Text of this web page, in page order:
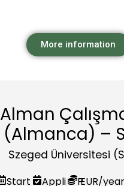
More information
Alman
(Almanca) –
Szeged Üniversitesi
Start Appli PEUR/